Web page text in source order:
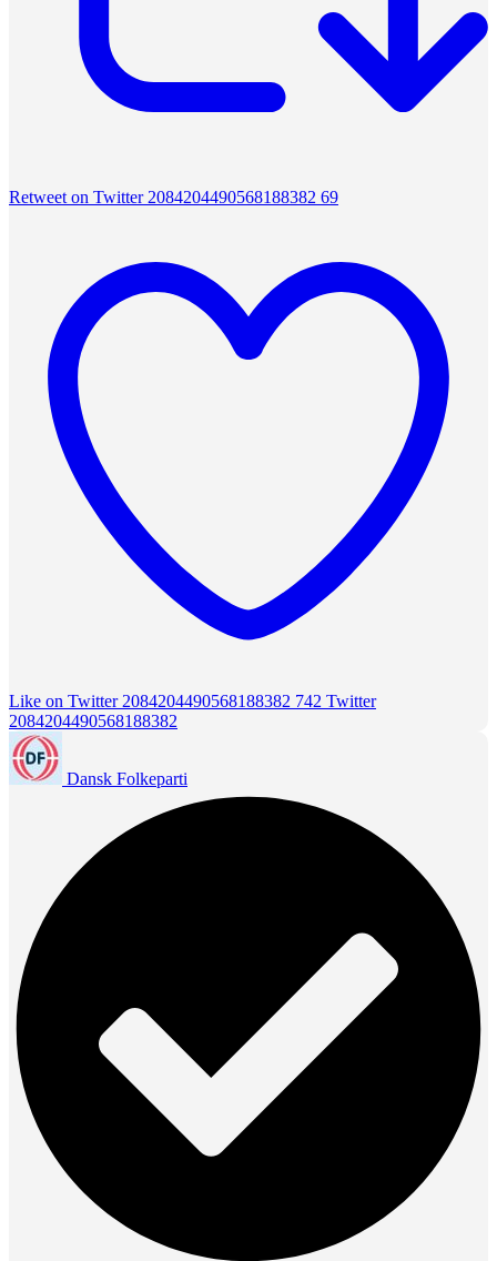
Retweet on Twitter 2084204490568188382 69
Like on Twitter 2084204490568188382 742 Twitter
2084204490568188382
Dansk Folkeparti